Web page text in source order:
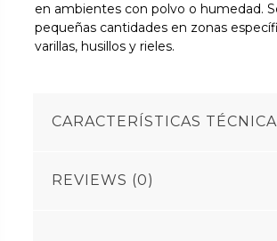
en ambientes con polvo o humedad.
pequeñas cantidades en zonas
varillas, husillos y rieles.
CARACTERÍSTICAS
REVIEWS (0)